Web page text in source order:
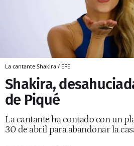
La cantante Shakira / EFE
Shakira,
de Piqué
La cantante ha contado con un
30 de abril para abandonar la